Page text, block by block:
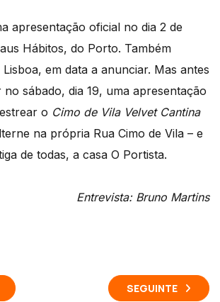
apresentação oficial no dia 2 de
Hábitos, do Porto. Também
em data a anunciar. Mas antes
no sábado, dia 19, uma apresentação
o Cimo de Vila Velvet Cantina
na própria Rua Cimo de Vila – e
de todas, a casa O Portista.
Entrevista: Bruno Martins
SEGUINTE